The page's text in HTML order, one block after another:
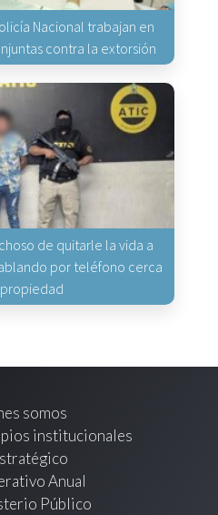
Nacional trabajan en
contra la extorsión
de quitarle la vida a
por teléfono cerca
somos
institucionales
Anual
Público